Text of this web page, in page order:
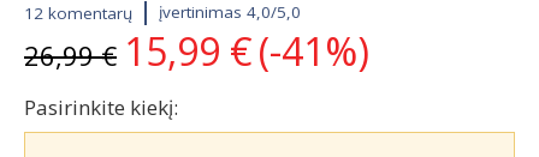
12 komentarų įvertinimas 4,0/5,0
26,99€ Original
price
was:
26,99 €.
15,99 € Current
price
15,99 €.
(-41%)
Pasirinkite kiekį: